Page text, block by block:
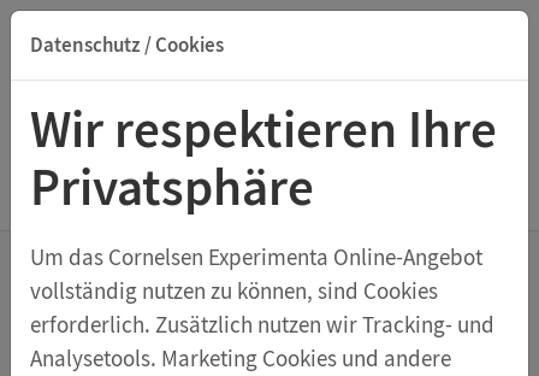
Datenschutz / Cookies
Wir respektieren Ihre
Privatsphäre
Um das Cornelsen Experimenta Online-Angebot
vollständig nutzen zu können, sind Cookies
erforderlich. Zusätzlich nutzen wir Tracking- und
Analysetools. Marketing Cookies und andere
Suche nach Titel, ISBN, Webcode, Stichwort...
Menu Lupen
Becherlupe